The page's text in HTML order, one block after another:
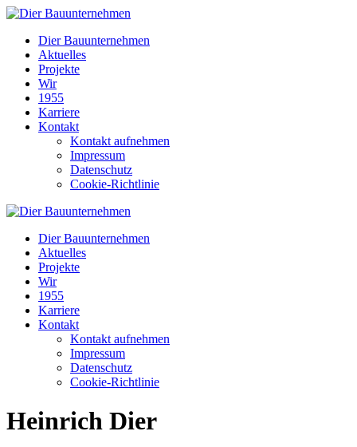
Dier Bauunternehmen
Aktuelles
Projekte
Wir
1955
Karriere
Kontakt
Kontakt aufnehmen
Impressum
Datenschutz
Cookie-Richtlinie
Dier Bauunternehmen
Aktuelles
Projekte
Wir
1955
Karriere
Kontakt
Kontakt aufnehmen
Impressum
Datenschutz
Cookie-Richtlinie
Heinrich Dier